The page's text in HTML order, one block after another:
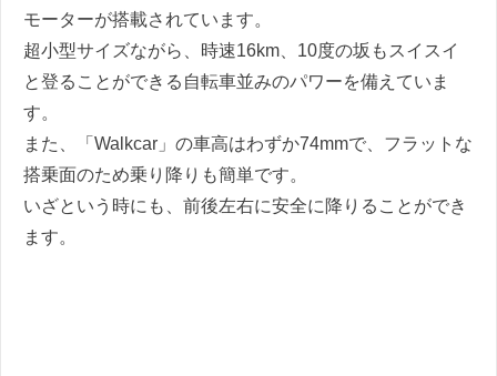
モーターが搭載されています。
超小型サイズながら、時速16km、10度の坂もスイスイ
と登ることができる自転車並みのパワーを備えていま
す。
また、「Walkcar」の車高はわずか74mmで、フラットな
搭乗面のため乗り降りも簡単です。
いざという時にも、 前後左右に安全に降りることができ
ます。